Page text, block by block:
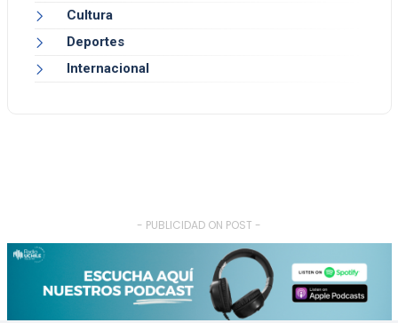
Cultura
Deportes
Internacional
- PUBLICIDAD ON POST -